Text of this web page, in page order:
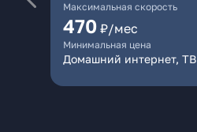
Максимальная скорость
470 ₽/мес
Минимальная цена
Домашний интернет, ТВ